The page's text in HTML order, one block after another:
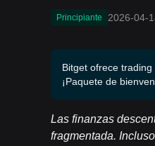
Principiante 2026-04-
Bitget ofrece
¡Paquete de
Las finanzas
fragmentada.